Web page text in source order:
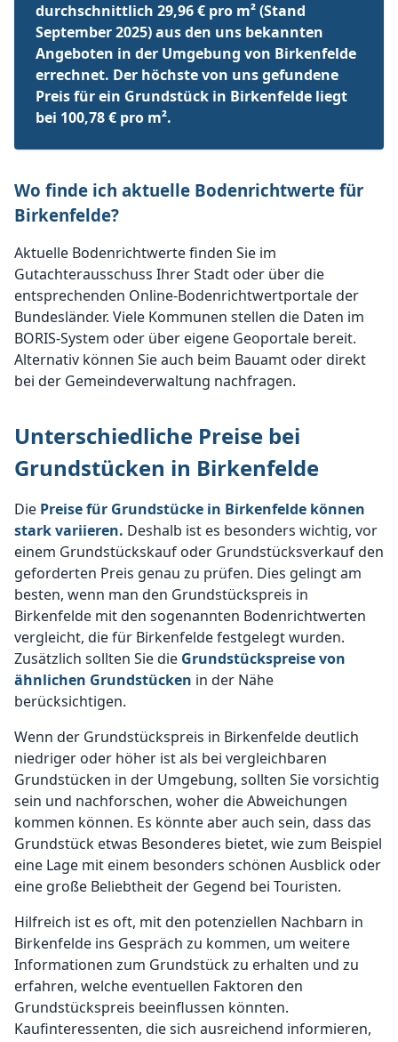
durchschnittlich 29,96 € pro m² (Stand
September 2025) aus den uns bekannten
Angeboten in der Umgebung von Birkenfelde
errechnet. Der höchste von uns gefundene
Preis für ein Grundstück in Birkenfelde liegt
bei 100,78 € pro m².
Wo finde ich aktuelle Bodenrichtwerte für
Birkenfelde?
Aktuelle Bodenrichtwerte finden Sie im
Gutachterausschuss Ihrer Stadt oder über die
entsprechenden Online-Bodenrichtwertportale der
Bundesländer. Viele Kommunen stellen die Daten im
BORIS-System oder über eigene Geoportale bereit.
Alternativ können Sie auch beim Bauamt oder direkt
bei der Gemeindeverwaltung nachfragen.
Unterschiedliche Preise bei
Grundstücken in Birkenfelde
Die Preise für Grundstücke in Birkenfelde können
stark variieren. Deshalb ist es besonders wichtig, vor
einem Grundstückskauf oder Grundstücksverkauf den
geforderten Preis genau zu prüfen. Dies gelingt am
besten, wenn man den Grundstückspreis in
Birkenfelde mit den sogenannten Bodenrichtwerten
vergleicht, die für Birkenfelde festgelegt wurden.
Zusätzlich sollten Sie die Grundstückspreise von
ähnlichen Grundstücken in der Nähe
berücksichtigen.
Wenn der Grundstückspreis in Birkenfelde deutlich
niedriger oder höher ist als bei vergleichbaren
Grundstücken in der Umgebung, sollten Sie vorsichtig
sein und nachforschen, woher die Abweichungen
kommen können. Es könnte aber auch sein, dass das
Grundstück etwas Besonderes bietet, wie zum Beispiel
eine Lage mit einem besonders schönen Ausblick oder
eine große Beliebtheit der Gegend bei Touristen.
Hilfreich ist es oft, mit den potenziellen Nachbarn in
Birkenfelde ins Gespräch zu kommen, um weitere
Informationen zum Grundstück zu erhalten und zu
erfahren, welche eventuellen Faktoren den
Grundstückspreis beeinflussen könnten.
Kaufinteressenten, die sich ausreichend informieren,